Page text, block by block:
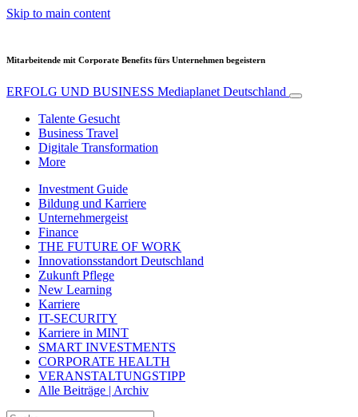
Skip to main content
Mitarbeitende mit Corporate Benefits fürs Unternehmen begeistern
ERFOLG UND BUSINESS Mediaplanet Deutschland
Talente Gesucht
Business Travel
Digitale Transformation
More
Investment Guide
Bildung und Karriere
Unternehmergeist
Finance
THE FUTURE OF WORK
Innovationsstandort Deutschland
Zukunft Pflege
New Learning
Karriere
IT-SECURITY
Karriere in MINT
SMART INVESTMENTS
CORPORATE HEALTH
VERANSTALTUNGSTIPP
Alle Beiträge | Archiv